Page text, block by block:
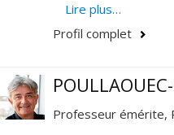
aux questions
(urbain et
Lire plus…
Profil complet
Professeur émérite,